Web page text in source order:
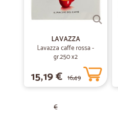
LAVAZZA
Lavazza caffe rossa -
gr.250 x2
15,19 € 16,49
€